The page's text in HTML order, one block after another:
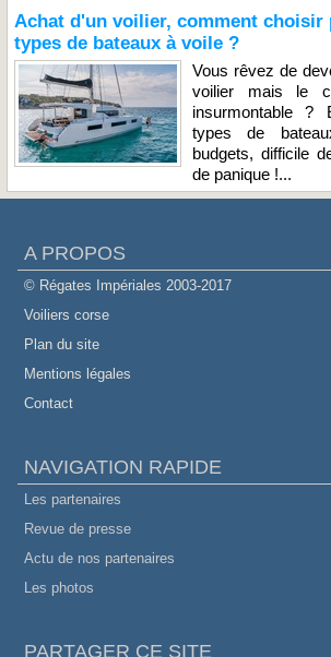
Achat d'un voilier, comment choisir
types de bateaux à voile ?
Vous rêvez de
voilier mais le
insurmontable ?
types de
budgets, difficile
de panique !...
A PROPOS
© Régates Impériales 2003-2017
Voiliers corse
Plan du site
Mentions légales
Contact
NAVIGATION RAPIDE
Les partenaires
Revue de presse
Actu de nos partenaires
Les photos
PARTAGER CE SITE